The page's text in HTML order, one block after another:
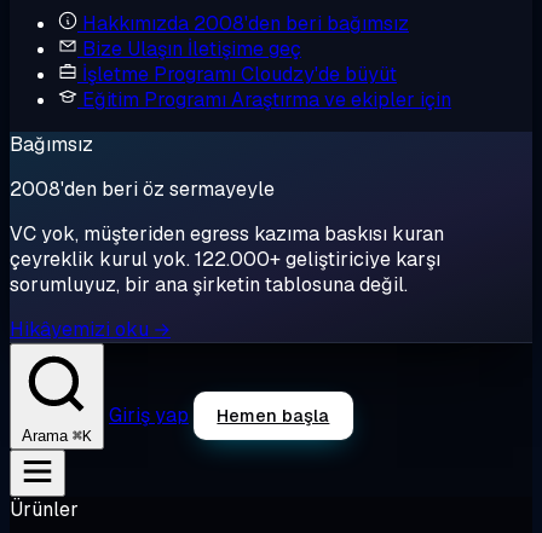
Hakkımızda 2008'den beri bağımsız
Bize Ulaşın İletişime geç
İşletme Programı Cloudzy'de büyüt
Eğitim Programı Araştırma ve ekipler için
Bağımsız
2008'den beri öz sermayeyle
VC yok, müşteriden egress kazıma baskısı kuran
çeyreklik kurul yok. 122.000+ geliştiriciye karşı
sorumluyuz, bir ana şirketin tablosuna değil.
Hikâyemizi oku →
Arama ⌘K
Giriş yap Hemen başla
Ürünler